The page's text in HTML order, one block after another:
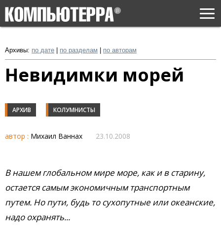
Архивы: по дате по разделам по авторам
Невидимки морей
АРХИВ КОЛУМНИСТЫ
автор : Михаил Ваннах 23.10.2008
В нашем глобальном мире море, как и в старину,
остается самым экономичным транспортным
путем. Но пути, будь то сухопутные или океанские,
надо охранять...